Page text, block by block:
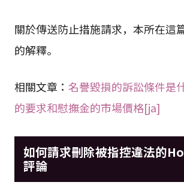
關於傳送防止措施請求，本所在這
的解釋。
相關文章： 名譽毀損的訴訟條件是
的要求和慰撫金的市場價格[ja]
如何請求刪除被指控違法的
評論